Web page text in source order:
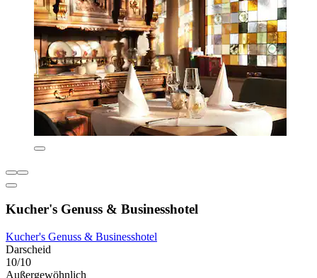
Kucher's Genuss & Businesshotel
Kucher's Genuss & Businesshotel
Darscheid
10/10
Außergewöhnlich